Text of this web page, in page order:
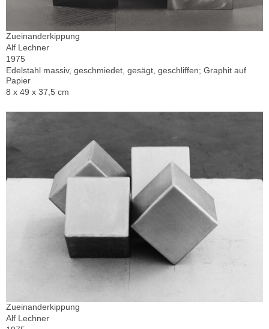
Zueinanderkippung
Alf Lechner
1975
Edelstahl massiv, geschmiedet, gesägt, geschliffen; Graphit auf
Papier
8 x 49 x 37,5 cm
Zueinanderkippung
Alf Lechner